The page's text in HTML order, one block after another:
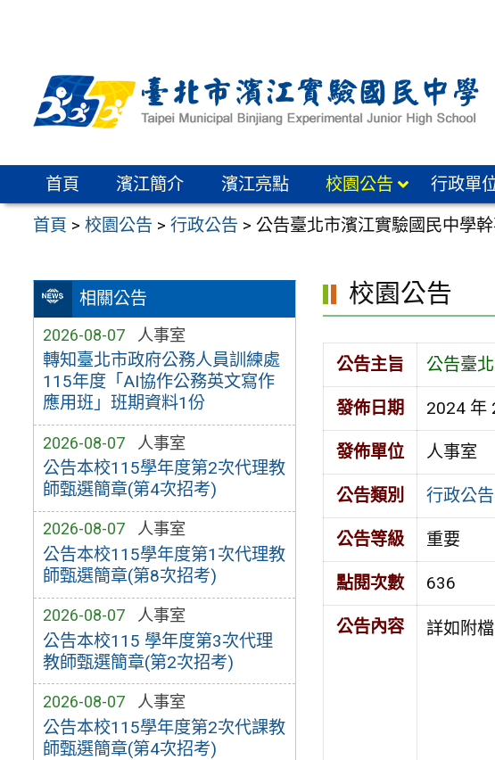
區
首頁 濱江簡介 濱江亮點 校園公告 行政單
首頁 >校園公告 >行政公告 > 公告臺北市濱江實驗國民中學
相關公告
2026-08-07 人事室
轉知臺北市政府公務人員訓練處
115年度「AI協作公務英文寫作
應用班」班期資料1份
2026-08-07 人事室
公告本校115學年度第2次代理教
師甄選簡章(第4次招考)
2026-08-07 人事室
公告本校115學年度第1次代理教
師甄選簡章(第8次招考)
2026-08-07 人事室
公告本校115 學年度第3次代理
教師甄選簡章(第2次招考)
2026-08-07 人事室
公告本校115學年度第2次代課教
師甄選簡章(第4次招考)
校園公告
公告主旨 公告臺
發佈日期 2024 年
發佈單位 人事室
公告類別 行政公告
公告等級 重要
點閱次數 636
公告內容 詳如附檔